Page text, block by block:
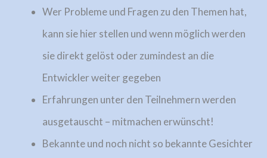
Wer Probleme und Fragen zu den Themen hat,
kann sie hier stellen und wenn möglich werden
sie direkt gelöst oder zumindest an die
Entwickler weiter gegeben
Erfahrungen unter den Teilnehmern werden
ausgetauscht – mitmachen erwünscht!
Bekannte und noch nicht so bekannte Gesichter